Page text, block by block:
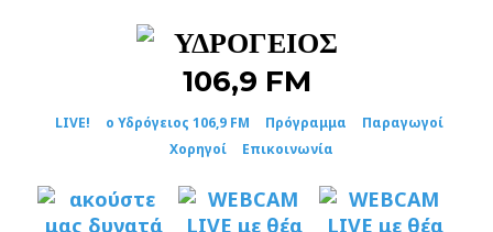
LIVE! ο Υδρόγειος 106,9 FM Πρόγραμμα
Παραγωγοί
Χορηγοί
Επικοινωνία